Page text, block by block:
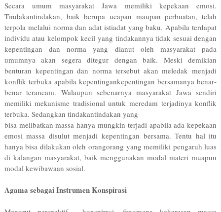
Secara umum masyarakat Jawa memiliki kepekaan emosi.
Tindakan­tindakan, baik berupa ucapan maupan perbuatan, telah
terpola melalui norma dan adat istiadat yang baku. Apabila terdapat
individu atau kelompok kecil yang tindakannya tidak sesuai dengan
kepentingan dan norma yang dianut oleh masyarakat pada
umumnya akan segera ditegur dengan baik. Meski demikian
benturan kepentingan dan norma tersebut akan meledak menjadi
konflik terbuka apabila kepentingan­kepentingan bersamanya benar­
benar terancam. Walaupun sebenarnya masyarakat Jawa sendiri
memiliki mekanisme tradisional untuk meredam terjadinya konflik
terbuka. Sedangkan tindakan­tindakan yang
bisa melibatkan massa hanya mungkin terjadi apabila ada kepekaan
emosi massa disulut menjadi kepentingan bersama. Tentu hal itu
hanya bisa dilakukan oleh orang­orang yang memiliki pengaruh luas
di kalangan masyarakat, baik menggunakan modal materi muapun
modal kewibawaan sosial.
Agama sebagai Instrumen Konspirasi